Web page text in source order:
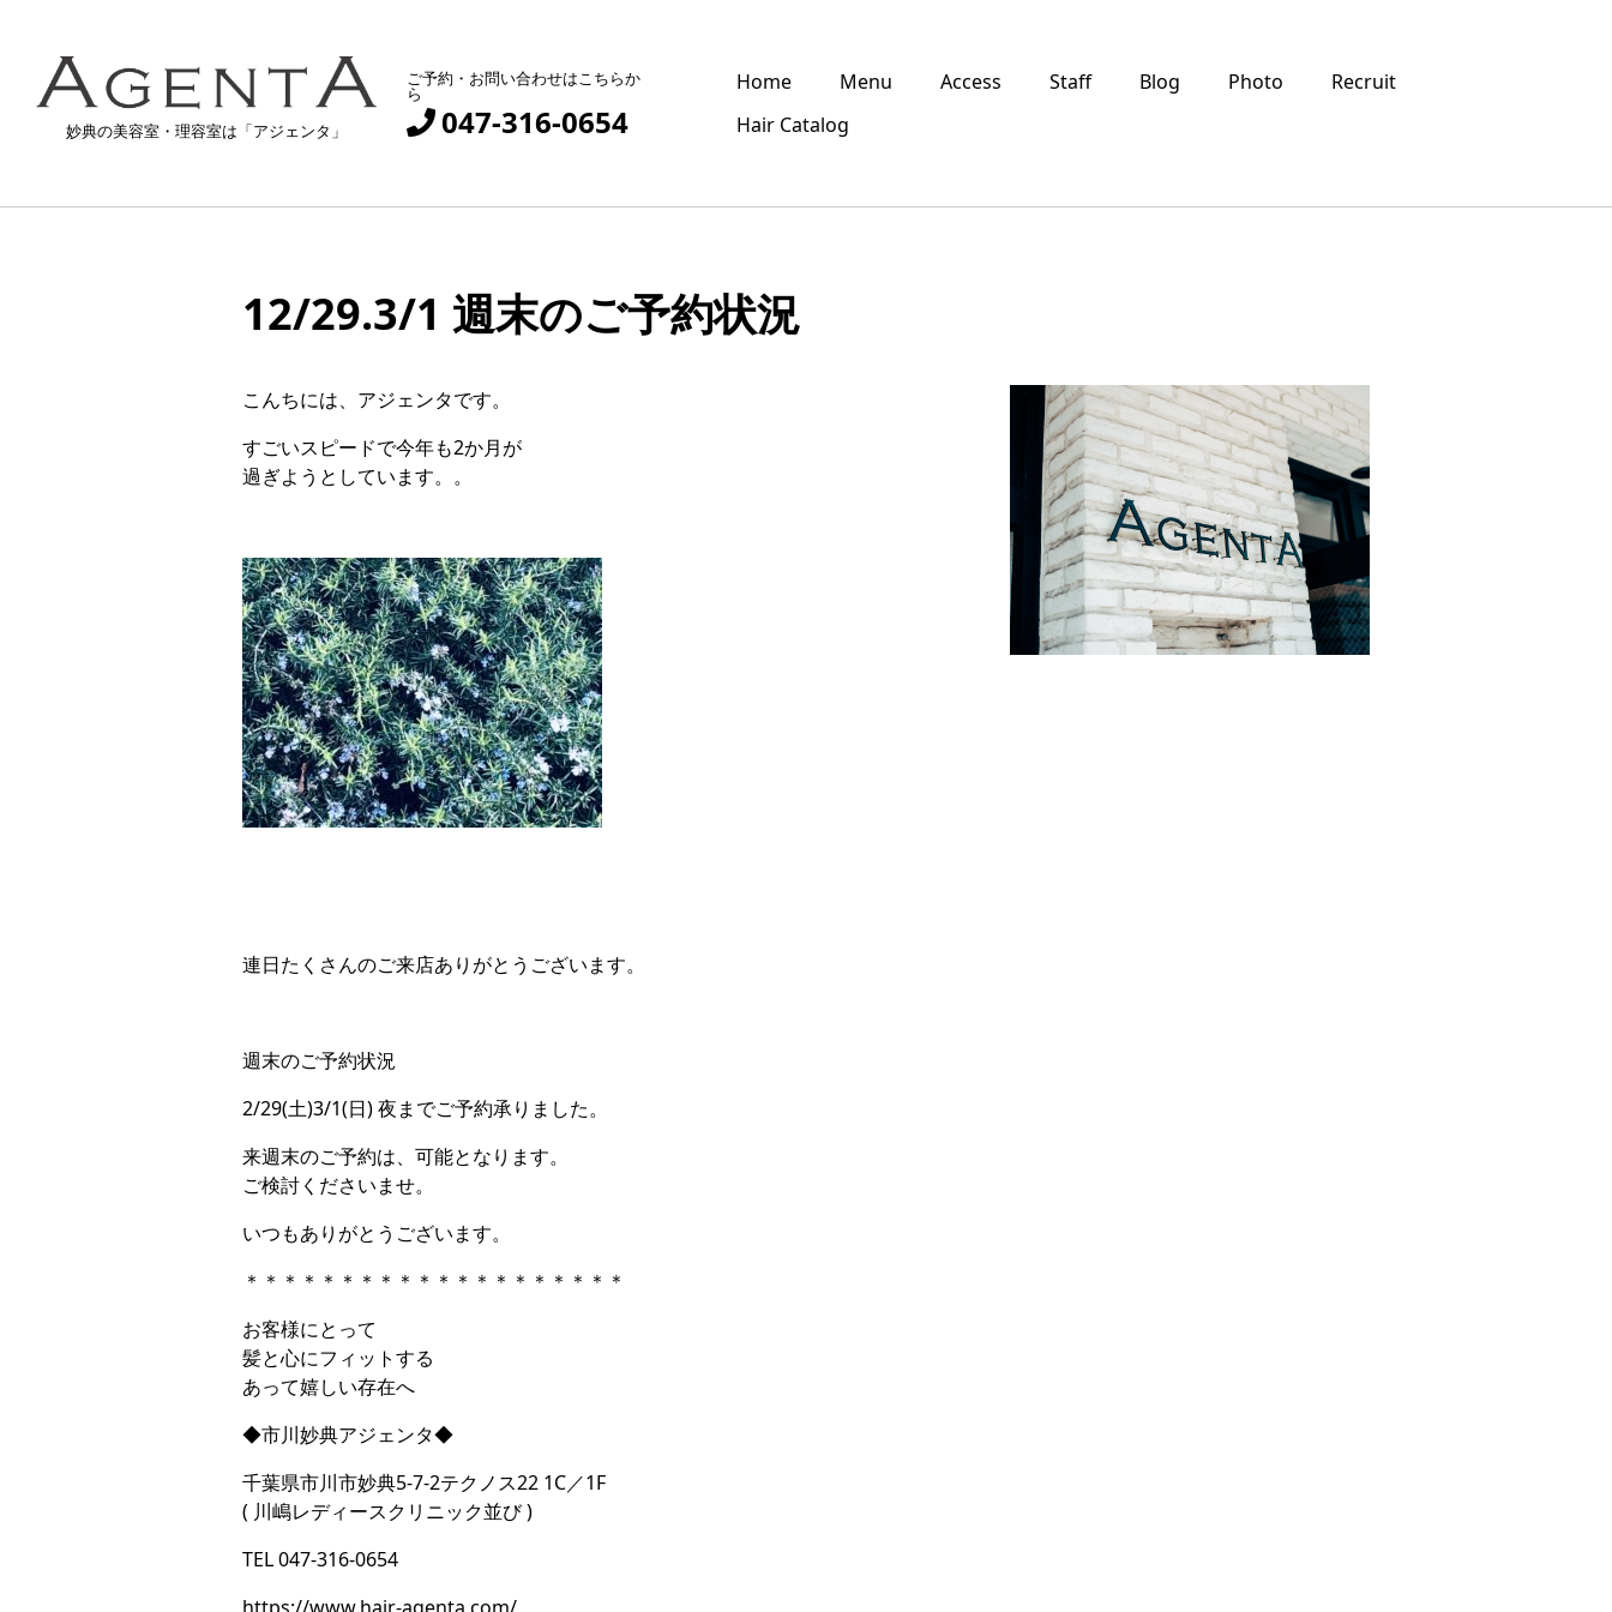
妙典の美容室・理容室は「アジェンタ」
ご予約・お問い合わせはこちらか
ら
047-316-0654
Home Menu Access Staff Blog Photo
Recruit
Hair Catalog
12/29.3/1 週末のご予約状況
こんちには、アジェンタです。
すごいスピードで今年も2か月が
過ぎようとしています。。
連日たくさんのご来店ありがとうございます。
週末のご予約状況
2/29(土)3/1(日) 夜までご予約承りました。
来週末のご予約は、可能となります。
ご検討くださいませ。
いつもありがとうございます。
＊＊＊＊＊＊＊＊＊＊＊＊＊＊＊＊＊＊＊＊
お客様にとって
髪と心にフィットする
あって嬉しい存在へ
◆市川妙典アジェンタ◆
千葉県市川市妙典5-7-2テクノス22 1C／1F
( 川嶋レディースクリニック並び )
TEL 047-316-0654